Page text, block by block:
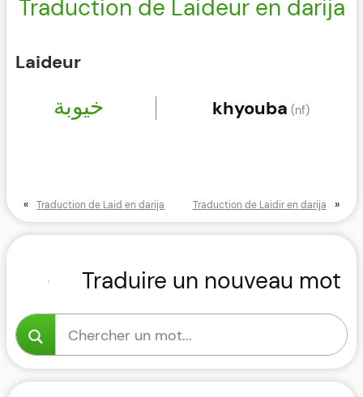
Traduction de Laideur en darija
Laideur
خيوبة khyouba (nf)
« Traduction de Laid en darija Traduction de Laidir en darija »
Traduire un nouveau mot